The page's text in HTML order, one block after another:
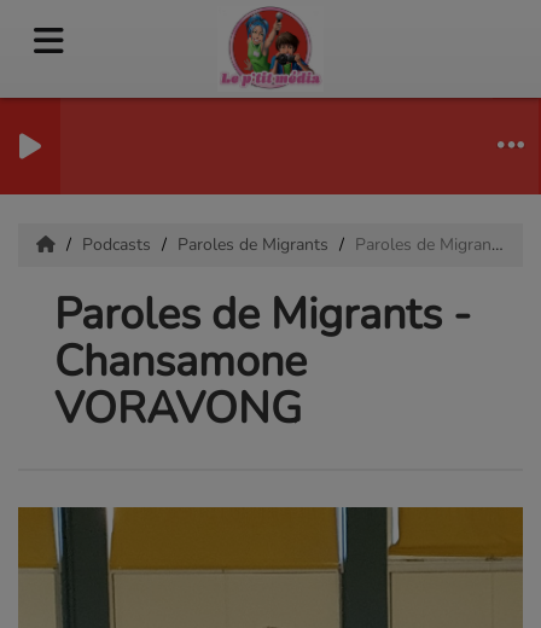
Podcasts Paroles de Migrants Paroles de Migrants - Chansamone VORAVONG
Paroles de Migrants -
Chansamone
VORAVONG